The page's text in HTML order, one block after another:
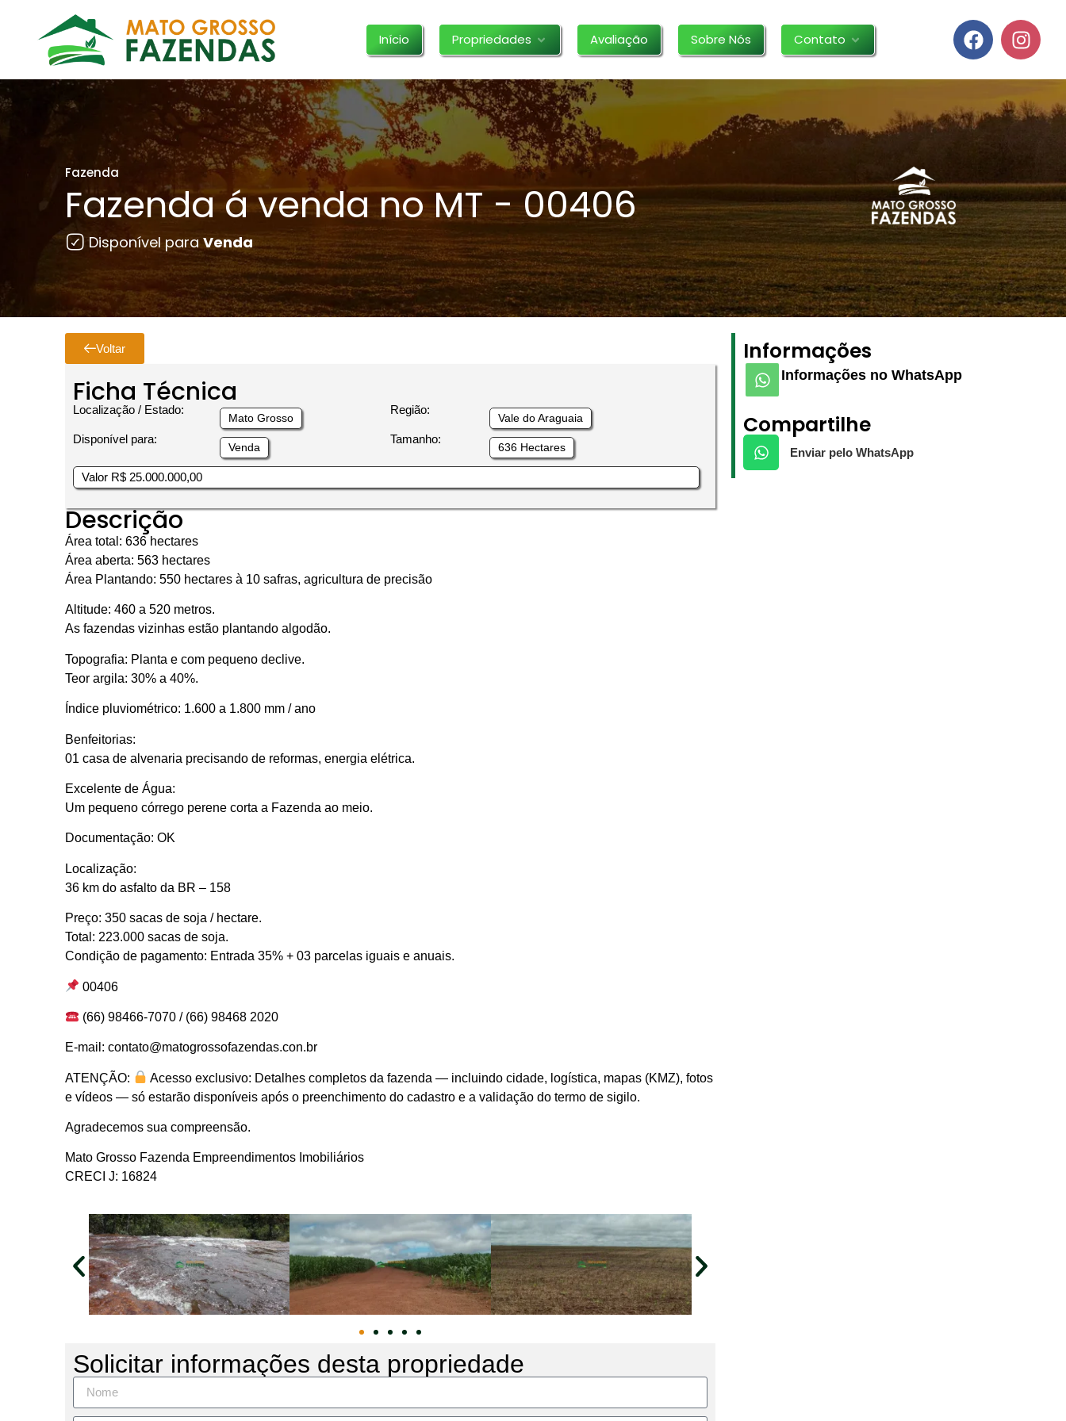
Início Propriedades Avaliação Sobre Nós Contato
Fazenda
Fazenda á venda no MT - 00406
Disponível para Venda
Voltar
Ficha Técnica
Localização / Estado:
Mato Grosso
Região:
Vale do Araguaia
Disponível para:
Venda
Tamanho:
636 Hectares
Valor R$ 25.000.000,00
Descrição
Área total: 636 hectares
Área aberta: 563 hectares
Área Plantando: 550 hectares à 10 safras, agricultura de precisão
Altitude: 460 a 520 metros.
As fazendas vizinhas estão plantando algodão.
Topografia: Planta e com pequeno declive.
Teor argila: 30% a 40%.
Índice pluviométrico: 1.600 a 1.800 mm / ano
Benfeitorias:
01 casa de alvenaria precisando de reformas, energia elétrica.
Excelente de Água:
Um pequeno córrego perene corta a Fazenda ao meio.
Documentação: OK
Localização:
36 km do asfalto da BR – 158
Preço: 350 sacas de soja / hectare.
Total: 223.000 sacas de soja.
Condição de pagamento: Entrada 35% + 03 parcelas iguais e anuais.
00406
(66) 98466-7070 / (66) 98468 2020
E-mail: contato@matogrossofazendas.con.br
ATENÇÃO:
Acesso exclusivo: Detalhes completos da fazenda — incluindo cidade, logística, mapas (KMZ), fotos
e vídeos — só estarão disponíveis após o preenchimento do cadastro e a validação do termo de sigilo.
Agradecemos sua compreensão.
Mato Grosso Fazenda Empreendimentos Imobiliários
CRECI J: 16824
Solicitar informações desta propriedade
Informações
Informações no WhatsApp
Compartilhe
Enviar pelo WhatsApp